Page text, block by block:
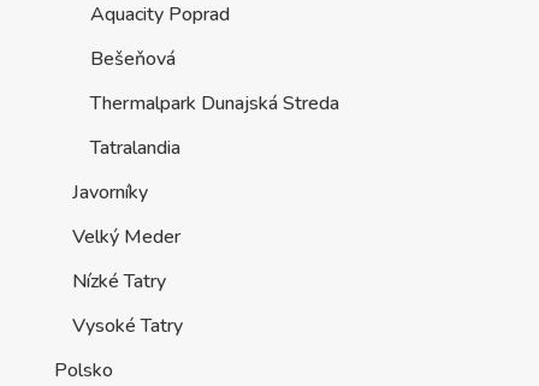
Aquacity Poprad
Bešeňová
Thermalpark Dunajská Streda
Tatralandia
Javorníky
Velký Meder
Nízké Tatry
Vysoké Tatry
Polsko